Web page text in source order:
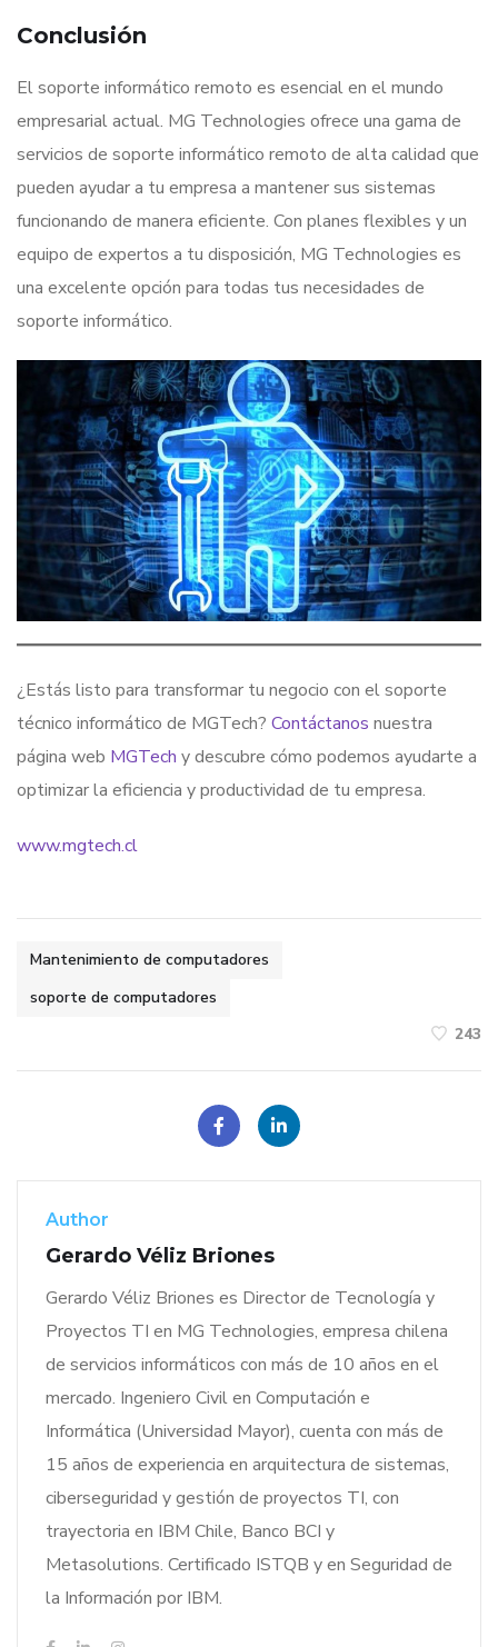
Conclusión
El soporte informático remoto es esencial en el mundo
empresarial actual. MG Technologies ofrece una gama de
servicios de soporte informático remoto de alta calidad que
pueden ayudar a tu empresa a mantener sus sistemas
funcionando de manera eficiente. Con planes flexibles y un
equipo de expertos a tu disposición, MG Technologies es
una excelente opción para todas tus necesidades de
soporte informático.
¿Estás listo para transformar tu negocio con el soporte
técnico informático de MGTech? Contáctanos nuestra
página web MGTech y descubre cómo podemos ayudarte a
optimizar la eficiencia y productividad de tu empresa.
www.mgtech.cl
Mantenimiento de computadores
soporte de computadores
243
Author
Gerardo Véliz Briones
Gerardo Véliz Briones es Director de Tecnología y
Proyectos TI en MG Technologies, empresa chilena
de servicios informáticos con más de 10 años en el
mercado. Ingeniero Civil en Computación e
Informática (Universidad Mayor), cuenta con más de
15 años de experiencia en arquitectura de sistemas,
ciberseguridad y gestión de proyectos TI, con
trayectoria en IBM Chile, Banco BCI y
Metasolutions. Certificado ISTQB y en Seguridad de
la Información por IBM.